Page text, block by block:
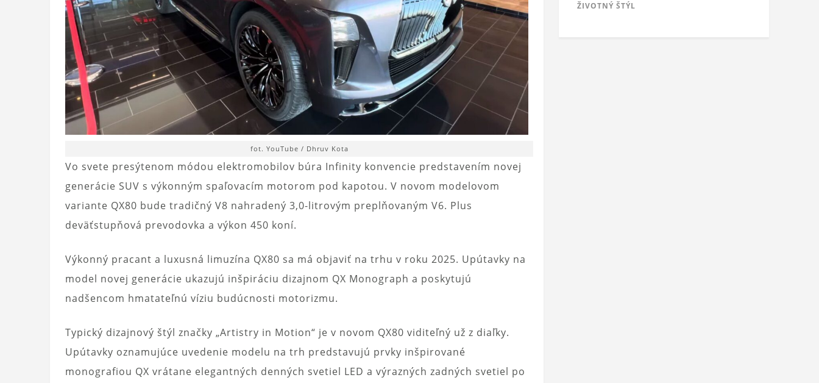
fot. YouTube / Dhruv Kota
Vo svete presýtenom módou elektromobilov búra Infinity konvencie predstavením novej
generácie SUV s výkonným spaľovacím motorom pod kapotou. V novom modelovom
variante QX80 bude tradičný V8 nahradený 3,0-litrovým preplňovaným V6. Plus
deväťstupňová prevodovka a výkon 450 koní.
Výkonný pracant a luxusná limuzína QX80 sa má objaviť na trhu v roku 2025. Upútavky na
model novej generácie ukazujú inšpiráciu dizajnom QX Monograph a poskytujú
nadšencom hmatateľnú víziu budúcnosti motorizmu.
Typický dizajnový štýl značky „Artistry in Motion“ je v novom QX80 viditeľný už z diaľky.
Upútavky oznamujúce uvedenie modelu na trh predstavujú prvky inšpirované
monografiou QX vrátane elegantných denných svetiel LED a výrazných zadných svetiel po
ŽIVOTNÝ ŠTÝL